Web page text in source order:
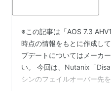
※この記事は「AOS 7.3
時点の情報をもとに作成し
プデートについてはメーカ
い。 今回は、Nutanix「
シンのフェイルオーバー先